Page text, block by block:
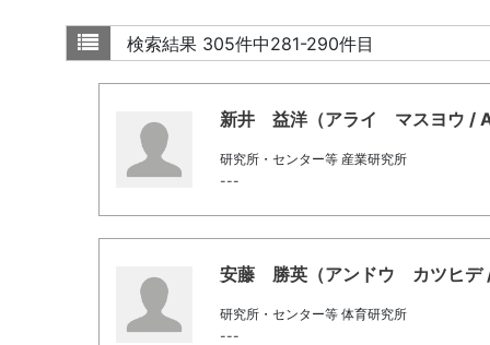
検索結果 305件中281-290件目
新井 益洋（アライ マスヨウ /
研究所・センター等 産業研究所
---
安藤 勝英（アンドウ カツヒデ
研究所・センター等 体育研究所
---